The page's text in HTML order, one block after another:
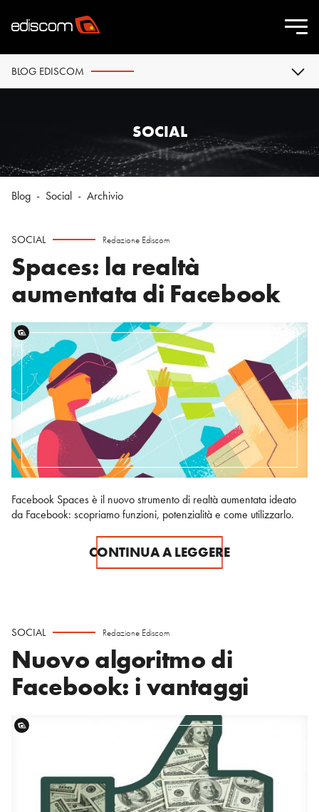
BLOG EDISCOM
SOCIAL
Blog - Social - Archivio
SOCIAL Redazione Ediscom
Spaces: la realtà
aumentata di Facebook
Facebook Spaces è il nuovo strumento di realtà aumentata ideato
da Facebook: scopriamo funzioni, potenzialità e come utilizzarlo.
CONTINUA A LEGGERE
SOCIAL Redazione Ediscom
Nuovo algoritmo di
Facebook: i vantaggi